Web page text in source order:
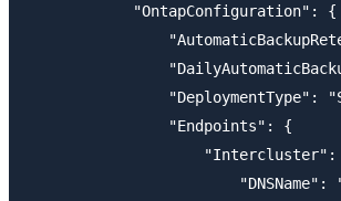
            "OntapConfiguration": {
"DeploymentType":
                "Endpoints": {
"Intercluster":
"DNSName":